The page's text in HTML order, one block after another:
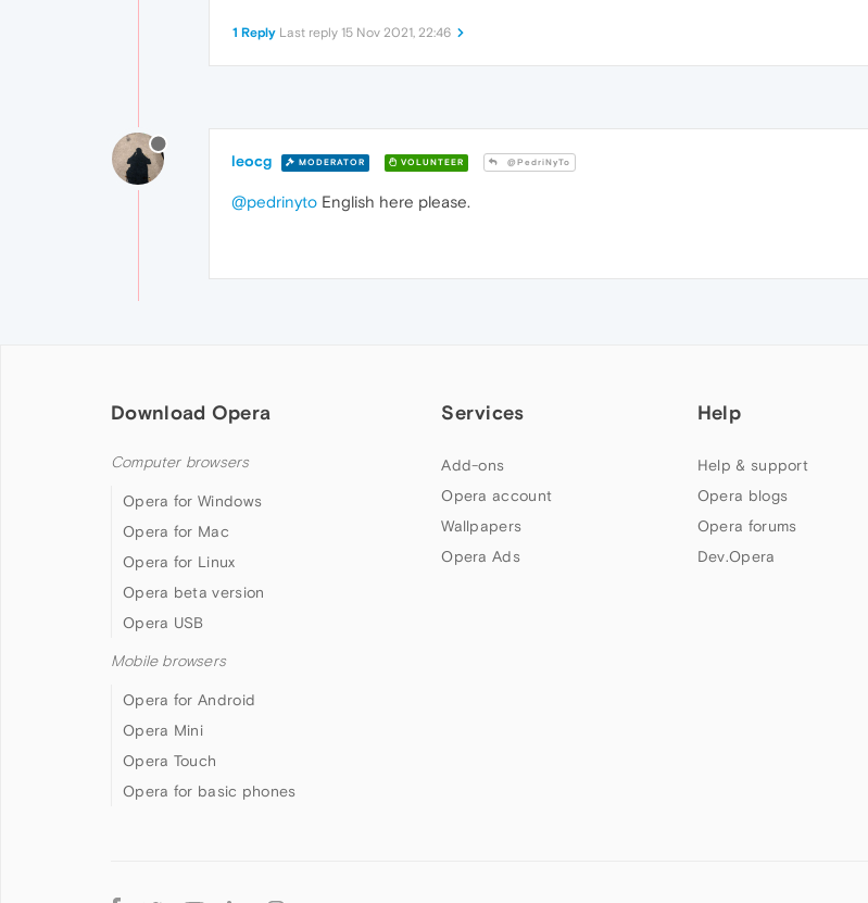
1 Reply Last reply 15 Nov 2021, 22:46
leocg MODERATOR VOLUNTEER @PedriNyTo
@pedrinyto English here please.
Download Opera
Computer browsers
Opera for Windows
Opera for Mac
Opera for Linux
Opera beta version
Opera USB
Mobile browsers
Opera for Android
Opera Mini
Opera Touch
Opera for basic phones
Services
Add-ons
Opera account
Wallpapers
Opera Ads
Help
Help & support
Opera blogs
Opera forums
Dev.Opera
Follow